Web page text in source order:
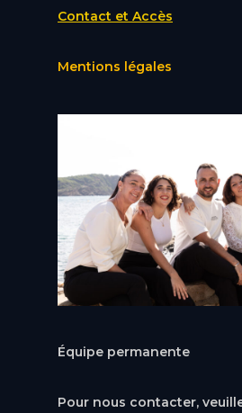
Contact et Accès
Mentions légales
Équipe permanente
Pour nous contacter,